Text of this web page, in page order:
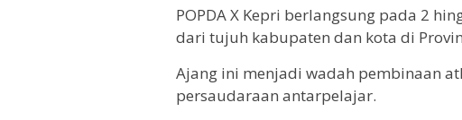
POPDA X Kepri berlangsung pada 2
dari tujuh kabupaten dan kota di
Ajang ini menjadi wadah pembinaan
persaudaraan antarpelajar.